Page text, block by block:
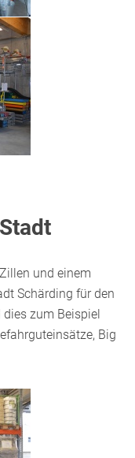
und einem
Schärding für den
zum Beispiel
Big